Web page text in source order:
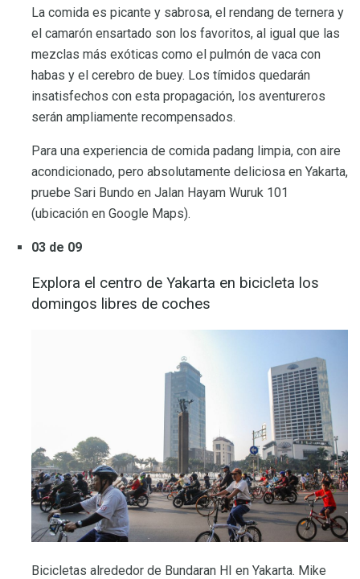
La comida es picante y sabrosa, el rendang de ternera y
el camarón ensartado son los favoritos, al igual que las
mezclas más exóticas como el pulmón de vaca con
habas y el cerebro de buey. Los tímidos quedarán
insatisfechos con esta propagación, los aventureros
serán ampliamente recompensados.
Para una experiencia de comida padang limpia, con aire
acondicionado, pero absolutamente deliciosa en Yakarta,
pruebe Sari Bundo en Jalan Hayam Wuruk 101
(ubicación en Google Maps).
03 de 09
Explora el centro de Yakarta en bicicleta los
domingos libres de coches
Bicicletas alrededor de Bundaran HI en Yakarta. Mike